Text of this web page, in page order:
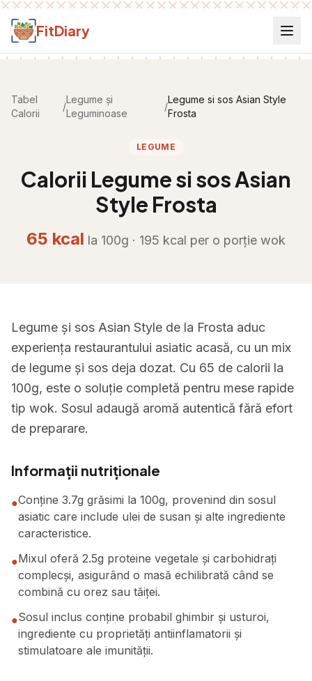
Salt la conținut
FitDiary
Tabel
Calorii
/
Legume și
Leguminoase
/
Legume si sos Asian Style
Frosta
LEGUME
Calorii Legume si sos Asian
Style Frosta
65 kcal la 100g · 195 kcal per o porție wok
Legume și sos Asian Style de la Frosta aduc
experiența restaurantului asiatic acasă, cu un mix
de legume și sos deja dozat. Cu 65 de calorii la
100g, este o soluție completă pentru mese rapide
tip wok. Sosul adaugă aromă autentică fără efort
de preparare.
Informații nutriționale
●Conține 3.7g grăsimi la 100g, provenind din sosul
asiatic care include ulei de susan și alte ingrediente
caracteristice.
●Mixul oferă 2.5g proteine vegetale și carbohidrați
complecși, asigurând o masă echilibrată când se
combină cu orez sau tăiței.
●Sosul inclus conține probabil ghimbir și usturoi,
ingrediente cu proprietăți antiinflamatorii și
stimulatoare ale imunității.